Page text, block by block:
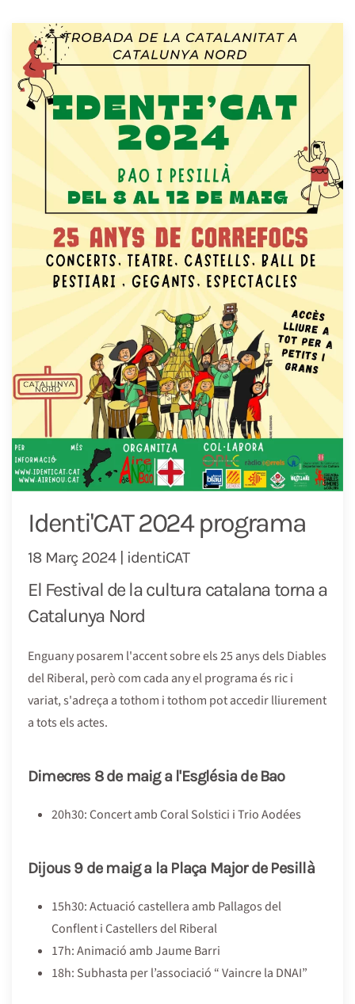
Identi'CAT 2024 programa
18 Març 2024 | identiCAT
El Festival de la cultura catalana torna a
Catalunya Nord
Enguany posarem l'accent sobre els 25 anys dels Diables
del Riberal, però com cada any el programa és ric i
variat, s'adreça a tothom i tothom pot accedir lliurement
a tots els actes.
Dimecres 8 de maig a l'Església de Bao
20h30: Concert amb Coral Solstici i Trio Aodées
Dijous 9 de maig a la Plaça Major de Pesillà
15h30: Actuació castellera amb Pallagos del
Conflent i Castellers del Riberal
17h: Animació amb Jaume Barri
18h: Subhasta per l’associació “ Vaincre la DNAI”